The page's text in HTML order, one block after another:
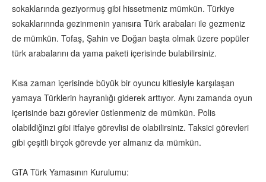
sokaklarında geziyormuş gibi hissetmeniz mümkün. Türkiye
sokaklarınnda gezinmenin yanısıra Türk arabaları ile gezmeniz
de mümkün. Tofaş, Şahin ve Doğan başta olmak üzere popüler
türk arabalarını da yama paketi içerisinde bulabilirsiniz.
Kısa zaman içerisinde büyük bir oyuncu kitlesiyle karşılaşan
yamaya Türklerin hayranlığı giderek arttıyor. Aynı zamanda oyun
içerisinde bazı görevler üstlenmeniz de mümkün. Polis
olabildiğinzi gibi itfaiye görevlisi de olabilirsiniz. Taksici görevleri
gibi çeşitli birçok görevde yer almanız da mümkün.
GTA Türk Yamasının Kurulumu: